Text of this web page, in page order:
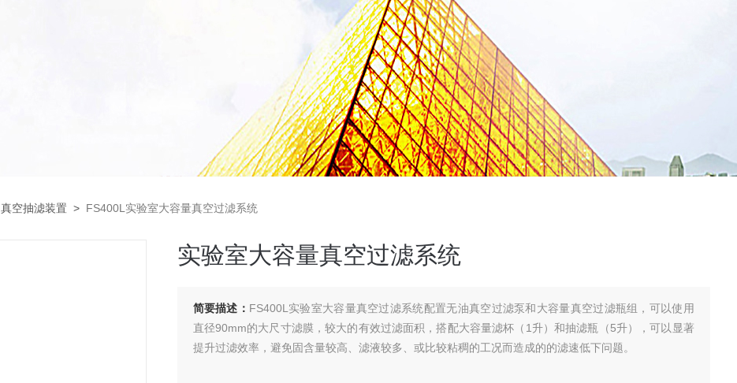
真空抽滤装置 > FS400L实验室大容量真空过滤系统
实验室大容量真空过滤系统
简要描述： FS400L实验室大容量真空过滤系统配置无油真空过滤泵和大容量真空过滤瓶组，可以使用
直径90mm的大尺寸滤膜，较大的有效过滤面积，搭配大容量滤杯（1升）和抽滤瓶（5升），可以显著
提升过滤效率，避免固含量较高、滤液较多、或比较粘稠的工况而造成的的滤速低下问题。